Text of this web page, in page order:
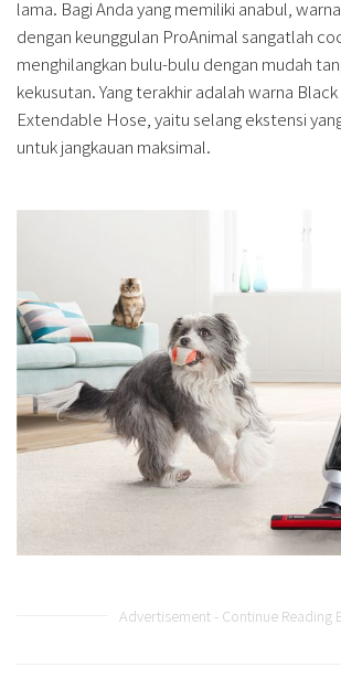
lama. Bagi Anda yang memiliki anabul,
dengan keunggulan ProAnimal sangatlah
menghilangkan bulu-bulu dengan mudah
kekusutan. Yang terakhir adalah warna
Extendable Hose, yaitu selang ekstensi
untuk jangkauan maksimal.
Advertisement - Continue Reading